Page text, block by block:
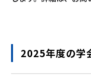
2025年度の学